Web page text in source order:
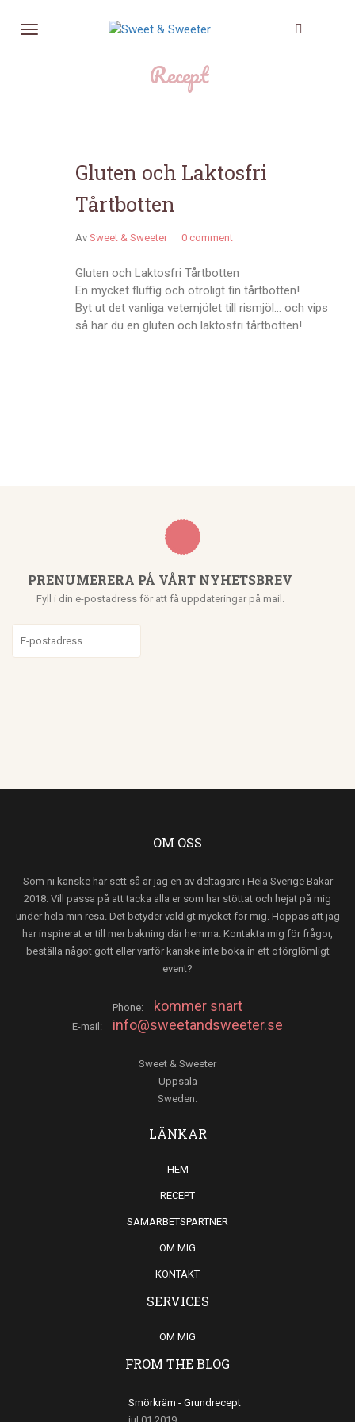
Recept
Gluten och Laktosfri
Tårtbotten
Av Sweet & Sweeter 0 comment
Gluten och Laktosfri Tårtbotten
En mycket fluffig och otroligt fin tårtbotten!
Byt ut det vanliga vetemjölet till rismjöl… och vips
så har du en gluten och laktosfri tårtbotten!
PRENUMERERA PÅ VÅRT NYHETSBREV
Fyll i din e-postadress för att få uppdateringar på mail.
OM OSS
Som ni kanske har sett så är jag en av deltagare i Hela Sverige Bakar
2018. Vill passa på att tacka alla er som har stöttat och hejat på mig
under hela min resa. Det betyder väldigt mycket för mig. Hoppas att jag
har inspirerat er till mer bakning där hemma. Kontakta mig för frågor,
beställa något gott eller varför kanske inte boka in ett oförglömligt
event?
Phone: kommer snart
E-mail: info@sweetandsweeter.se
Sweet & Sweeter
Uppsala
Sweden.
LÄNKAR
HEM
RECEPT
SAMARBETSPARTNER
OM MIG
KONTAKT
SERVICES
OM MIG
FROM THE BLOG
Smörkräm - Grundrecept